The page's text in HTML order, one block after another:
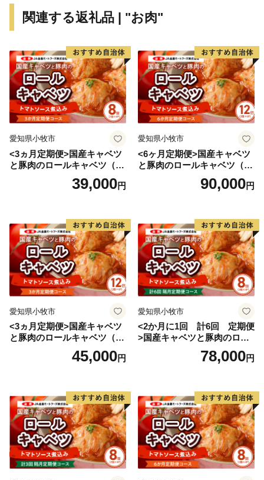
関連する返礼品 | "お肉"
愛知県小牧市
<3ヵ月定期便>国産キャベツ
と豚肉のロールキャベツ（4P
39,000円
愛知県小牧市
<6ヶ月定期便>国産キャベツ
と豚肉のロールキャベツ（6P
90,000円
愛知県小牧市
<3ヵ月定期便>国産キャベツ
と豚肉のロールキャベツ（6P
45,000円
愛知県小牧市
<2か月に1回 計6回 定期便
>国産キャベツと豚肉のロー
ルキャベツ（4P入り）
78,000円